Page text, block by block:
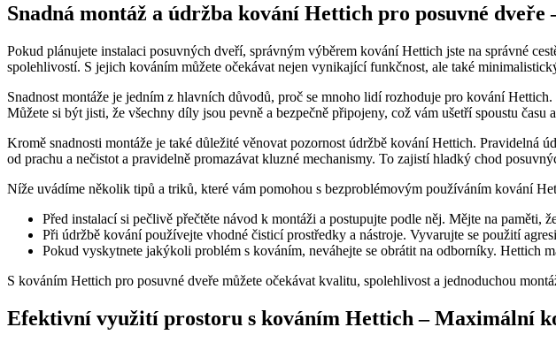
Snadná montáž a údržba kování Hettich pro posuvné
Pokud plánujete instalaci posuvných dveří, správným výběrem kování Hettich jste na správné
spolehlivostí. S jejich kováním můžete očekávat nejen vynikající funkčnost, ale také
Snadnost montáže je jedním z hlavních důvodů, proč se mnoho lidí rozhoduje pro kování
Můžete si být jisti, že všechny díly jsou pevně a bezpečně připojeny, což vám ušetří spoustu času
Kromě snadnosti montáže je také důležité věnovat pozornost údržbě kování Hettich.
od prachu a nečistot a pravidelně promazávat kluzné mechanismy. To zajistí hladký chod
Níže uvádíme několik tipů a triků, které vám pomohou s bezproblémovým používáním kování
Před instalací si pečlivě přečtěte návod k montáži a postupujte podle něj. Mějte na
Při údržbě kování používejte vhodné čisticí prostředky a nástroje. Vyvarujte se použití
Pokud vyskytnete jakýkoli problém s kováním, neváhejte se obrátit na odborníky. Hettich
S kováním Hettich pro posuvné dveře můžete očekávat kvalitu, spolehlivost a jednoduchou
Efektivní využití prostoru s kováním Hettich – Maximální